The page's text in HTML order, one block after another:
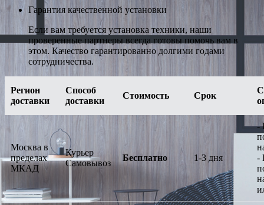
Гарантия качественной установки
Если вам требуется установка техники, наши
проверенные партнеры всегда готовы помочь вам в
этом. Качество гарантированно долгими годами
сотрудничества.
Регион
доставки
Способ
доставки
Стоимость Срок
Москва в
пределах
МКАД
Курьер
Самовывоз
Бесплатно 1-3 дня
-
-